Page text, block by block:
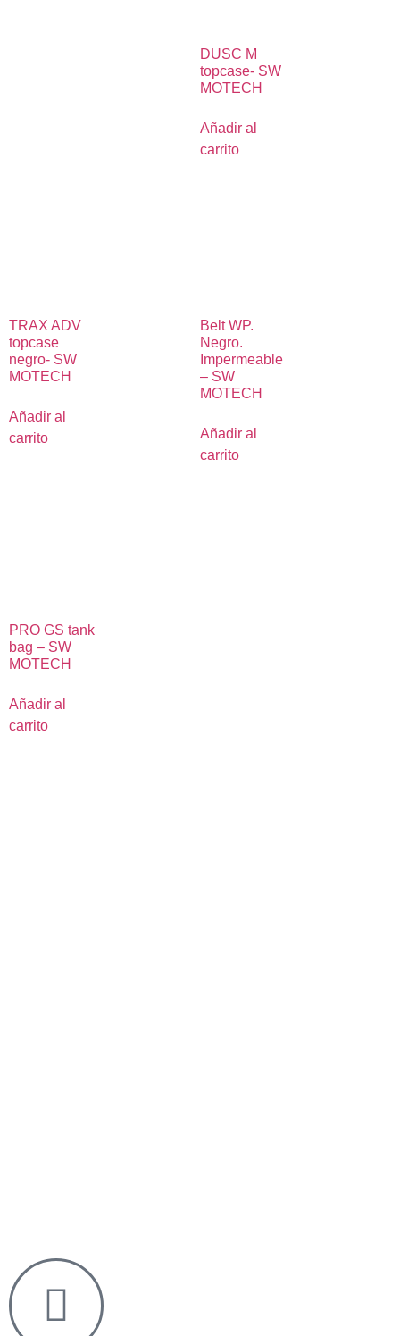
DUSC M
topcase- SW
MOTECH
Añadir al
carrito
TRAX ADV
topcase
negro- SW
MOTECH
Añadir al
carrito
Belt WP.
Negro.
Impermeable
– SW
MOTECH
Añadir al
carrito
PRO GS tank
bag – SW
MOTECH
Añadir al
carrito